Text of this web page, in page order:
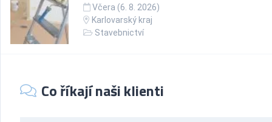
Včera (6. 8. 2026)
Karlovarský kraj
Stavebnictví
Co říkají naši klienti